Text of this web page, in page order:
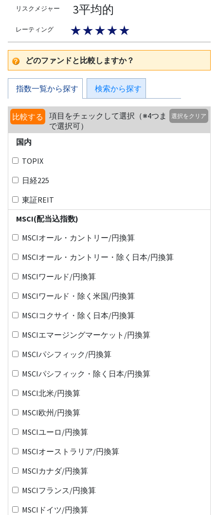
リスクメジャー 3平均的
レーティング ★★★★★
どのファンドと比較しますか？
指数一覧から探す 検索から探す
比較する
項目をチェックして選択（※4つま
で選択可）
選択をクリア
国内
TOPIX
日経225
東証REIT
MSCI(配当込指数)
MSCIオール・カントリー/円換算
MSCIオール・カントリー・除く日本/円換算
MSCIワールド/円換算
MSCIワールド・除く米国/円換算
MSCIコクサイ・除く日本/円換算
MSCIエマージングマーケット/円換算
MSCIパシフィック/円換算
MSCIパシフィック・除く日本/円換算
MSCI北米/円換算
MSCI欧州/円換算
MSCIユーロ/円換算
MSCIオーストラリア/円換算
MSCIカナダ/円換算
MSCIフランス/円換算
MSCIドイツ/円換算